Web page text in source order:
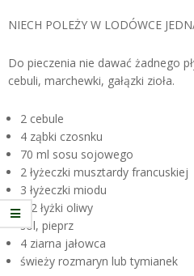
NIECH POLEŻY W LODÓWCE
Do pieczenia nie dawać żadnego
cebuli, marchewki, gałązki zioła.
2 cebule
4 ząbki czosnku
70 ml sosu sojowego
2 łyżeczki musztardy francuskiej
3 łyżeczki miodu
1-2 łyżki oliwy
sól, pieprz
4 ziarna jałowca
świeży rozmaryn lub tymianek